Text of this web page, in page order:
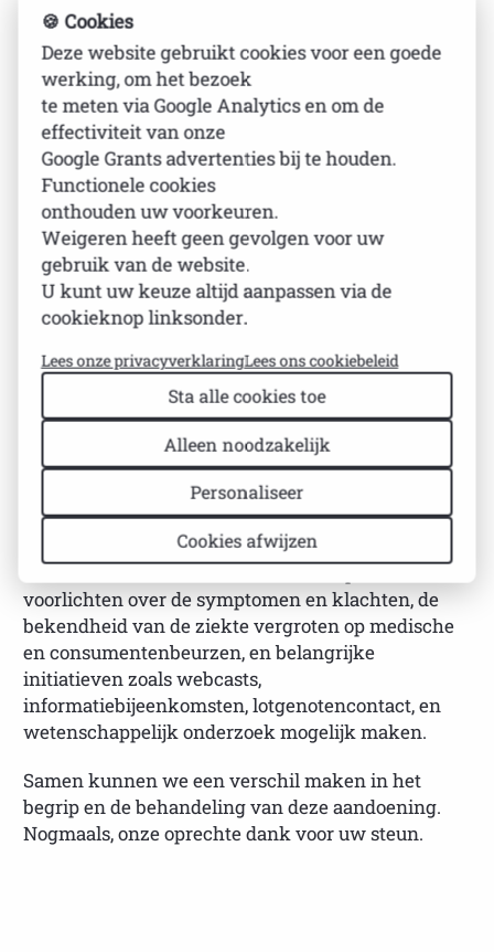
Steun ons met een gift
Donatie van 150 euro
€ 150,00
Aan toevoegen
BESCHRIJVING SPECIFICATIES
Uw bijdrage is van onschatbare waarde in de strijd
tegen het onbegrip rond auto-immuunziekten. Met
voorlichten over de symptomen en klachten, de
bekendheid van de ziekte vergroten op medische
en consumentenbeurzen, en belangrijke
initiatieven zoals webcasts,
informatiebijeenkomsten, lotgenotencontact, en
wetenschappelijk onderzoek mogelijk maken.
Samen kunnen we een verschil maken in het
begrip en de behandeling van deze aandoening.
Nogmaals, onze oprechte dank voor uw steun.
🍪 Cookies
Deze website gebruikt cookies voor een goede
werking, om het bezoek
te meten via Google Analytics en om de
effectiviteit van onze
Google Grants advertenties bij te houden.
Functionele cookies
onthouden uw voorkeuren.
Weigeren heeft geen gevolgen voor uw
gebruik van de website.
U kunt uw keuze altijd aanpassen via de
cookieknop linksonder.
Lees onze privacyverklaringLees ons cookiebeleid
Sta alle cookies toe
Alleen noodzakelijk
Personaliseer
Cookies afwijzen